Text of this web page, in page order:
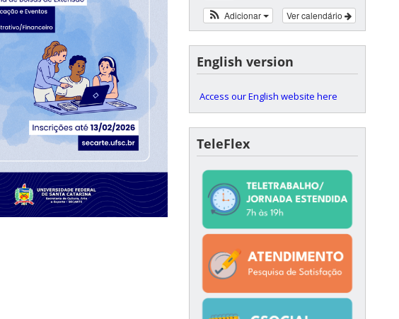
Ver calendário
Adicionar
English version
Access our English website here
TeleFlex